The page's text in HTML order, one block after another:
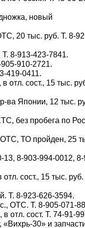
новый
20 тыс. руб. Т. 8-
8-913-423-7841.
910-2721.
419-0411.
отл. сост., 15 тыс.
ва Японии, 12 тыс.
без пробега по
ТО пройден, 25
8-903-994-0012,
сост., 15 тыс. руб.
Т. 8-923-626-3594.
ОТС. Т. 8-905-071-
отл. сост. Т. 74-91-
30» и